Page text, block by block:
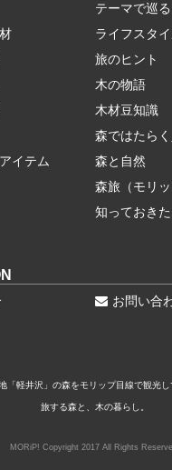
テーマで巡る
ライフスタ
旅のヒント
木の物語
木材豆知識
森ではたらく
イテム
森と自然
森旅（モリッ
知っておき
お問い合
「軽井沢」の森をモリップ目線で観光
旅する森と、木の暮らし。
MORiP! Copyright 2017 All Rights